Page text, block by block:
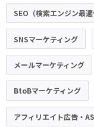
SEO（検索エンジン最適
SNSマーケティング
メールマーケティング
BtoBマーケティング
アフィリエイト広告・